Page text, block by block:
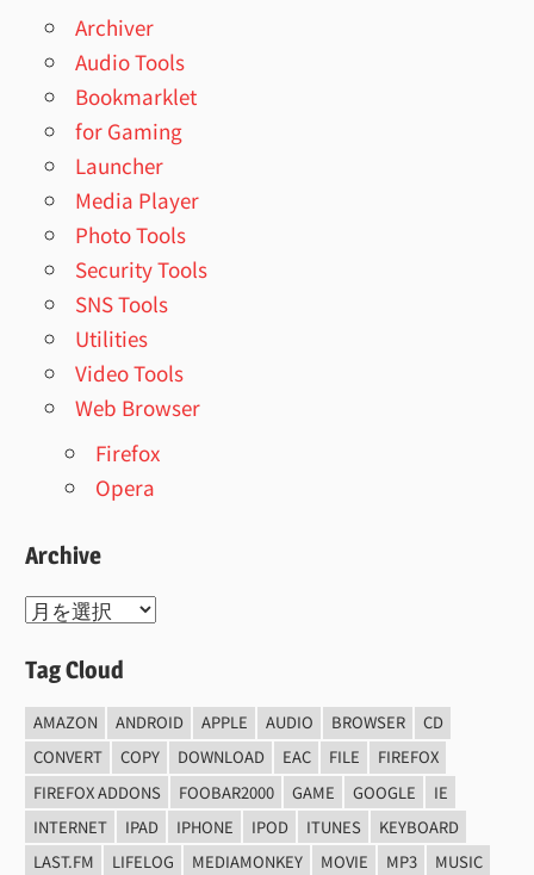
Archiver
Audio Tools
Bookmarklet
for Gaming
Launcher
Media Player
Photo Tools
Security Tools
SNS Tools
Utilities
Video Tools
Web Browser
Firefox
Opera
Archive
Archive
Tag Cloud
AMAZON ANDROID APPLE AUDIO BROWSER
CD
CONVERT
COPY DOWNLOAD EAC FILE
FIREFOX
FIREFOX ADDONS
FOOBAR2000 GAME GOOGLE
IE
INTERNET
IPAD IPHONE IPOD ITUNES
KEYBOARD
LAST.FM
LIFELOG MEDIAMONKEY MOVIE MP3 MUSIC